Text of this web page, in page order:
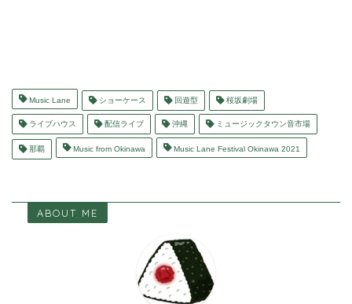
Music Lane ショーケース 回遊型 桜坂劇場
ライブハウス 配信ライブ 沖縄 ミュージックタウン音市場
那覇 Music from Okinawa Music Lane Festival Okinawa 2021
ABOUT ME